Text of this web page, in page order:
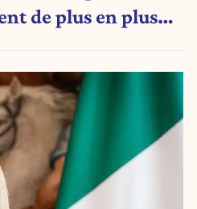
de plus en plus